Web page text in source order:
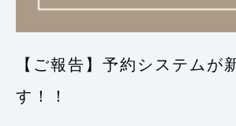
【ご報告】予約システムが
す！！